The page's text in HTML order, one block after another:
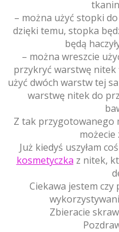
– można użyć stopki
dzięki temu, stopka
będą
– można wreszcie
przykryć warstwę
użyć dwóch warstw tej
warstwę nitek do
Z tak przygotowanego
możecie
Już kiedyś uszyłam
kosmetyczka z nitek,
Ciekawa jestem
Zbieracie